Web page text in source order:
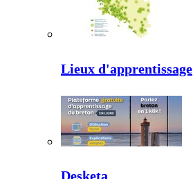
Lieux d'apprentissage
Desketa